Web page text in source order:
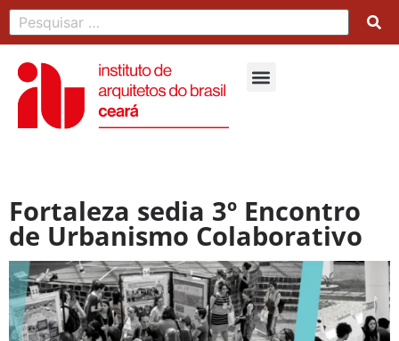
Fortaleza sedia 3º Encontro
de Urbanismo Colaborativo